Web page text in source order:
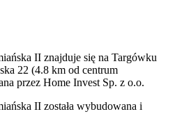
II znajduje się na Targówku
22 (4.8 km od centrum
przez Home Invest Sp. z o.o.
II została wybudowana i